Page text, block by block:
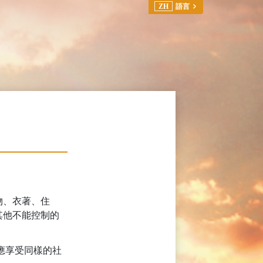
ZH 語言
衣著、住
不能控制的
享受同樣的社